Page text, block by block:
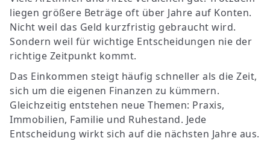
liegen größere Beträge oft über Jahre auf Konten.
Nicht weil das Geld kurzfristig gebraucht wird.
Sondern weil für wichtige Entscheidungen nie der
richtige Zeitpunkt kommt.
Das Einkommen steigt häufig schneller als die Zeit,
sich um die eigenen Finanzen zu kümmern.
Gleichzeitig entstehen neue Themen: Praxis,
Immobilien, Familie und Ruhestand. Jede
Entscheidung wirkt sich auf die nächsten Jahre aus.